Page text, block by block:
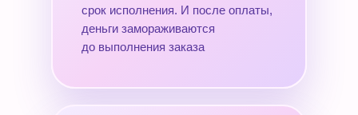
срок исполнения. И после оплаты,
деньги замораживаются
до выполнения заказа